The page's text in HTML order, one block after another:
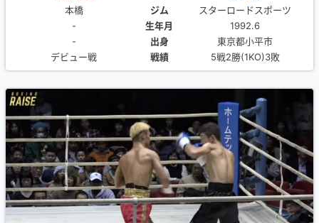
本橋
ジム
スターロードスポーツ
-
生年月
1992.6
-
出身
東京都小平市
デビュー戦
戦績 5戦2勝(1KO)3敗